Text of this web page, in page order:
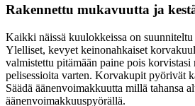
Rakennettu mukavuutta ja
Kaikki näissä kuulokkeissa on
Ylelliset, kevyet keinonahkaiset
valmistettu pitämään paine pois
pelisessioita varten. Korvakupit pyörivät
Säädä äänenvoimakkuutta millä tahansa
äänenvoimakkuuspyörällä.